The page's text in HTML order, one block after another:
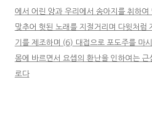
에서 어린 양과 우리에서 송아지를 취하여
맞추어 헛된 노래를 지절거리며 다윗처럼
기를 제조하며 (6) 대접으로 포도주를 마
몸에 바르면서
요셉의 환난을 인하여는
로다